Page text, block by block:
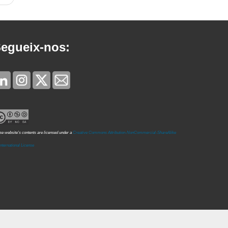
nos:
website's contents are licensed under a Creative Commons Attribution-NonCommercial-ShareAlike
License